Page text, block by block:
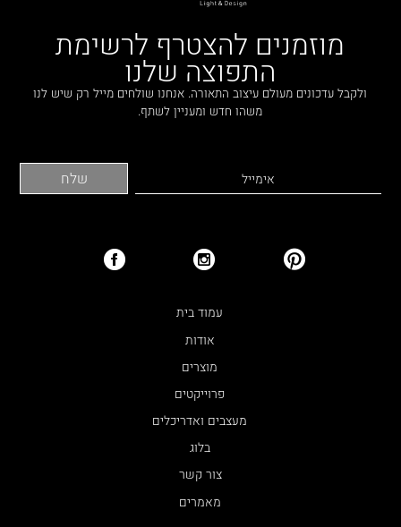
מוזמנים להצטרף לרשימת
התפוצה שלנו
ולקבל עדכונים מעולם עיצוב התאורה. אנחנו שולחים מייל רק שיש לנו
משהו חדש ומעניין לשתף.
עמוד בית
אודות
מוצרים
פרוייקטים
מעצבים ואדריכלים
בלוג
צור קשר
מאמרים